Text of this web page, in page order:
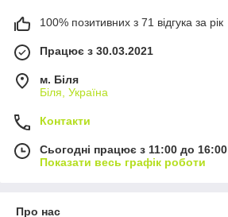
100% позитивних з 71 відгука за рік
Працює з 30.03.2021
м. Біля
Біля, Україна
Контакти
Сьогодні працює з 11:00 до 16:00
Показати весь графік роботи
Про нас